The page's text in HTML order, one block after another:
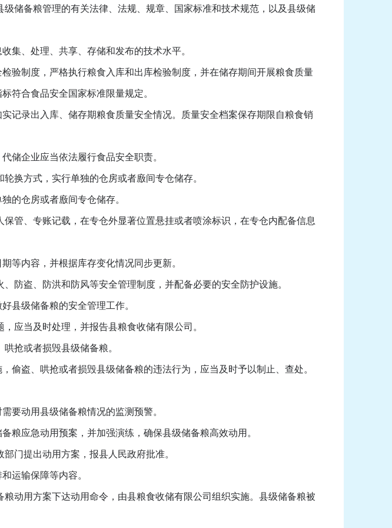
备粮管理的有关法律、法规、规章、国家标准和技术规范，以及县级储
、处理、共享、存储和发布的技术水平。
制度，严格执行粮食入库和出库检验制度，并在储存期间开展粮食质量
符合食品安全国家标准限量规定。
录出入库、储存期粮食质量安全情况。质量安全档案保存期限自粮食销
企业应当依法履行食品安全职责。
方式，实行单独的仓房或者廒间专仓储存。
的仓房或者廒间专仓储存。
、专账记载，在专仓外显著位置悬挂或者喷涂标识，在专仓内配备信息
内容，并根据库存变化情况同步更新。
盗、防洪和防风等安全管理制度，并配备必要的安全防护设施。
级储备粮的安全管理工作。
当及时处理，并报告县粮食收储有限公司。
抢或者损毁县级储备粮。
盗、哄抢或者损毁县级储备粮的违法行为，应当及时予以制止、查处。
动用县级储备粮情况的监测预警。
应急动用预案，并加强演练，确保县级储备粮高效动用。
门提出动用方案，报县人民政府批准。
运输保障等内容。
用方案下达动用命令，由县粮食收储有限公司组织实施。县级储备粮被